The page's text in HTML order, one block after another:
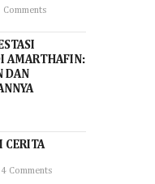
AMARTHAFIN:
DAN
CERITA
Comments